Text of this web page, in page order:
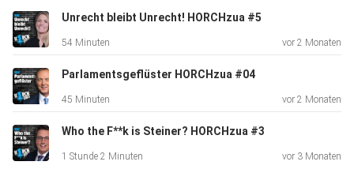
https://gemeinsam.fpoe-tirol.at/horchzua
Unrecht bleibt Unrecht! ️HORCHzua #5
54 Minuten vor 2 Monaten
Parlamentsgeflüster ️HORCHzua #04
45 Minuten vor 2 Monaten
Who the F**k is Steiner? ️HORCHzua #3
1 Stunde 2 Minuten vor 3 Monaten